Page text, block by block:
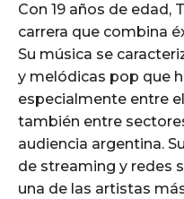
Con 19 años de edad,
carrera que combina
Su música se
y melódicas pop que
especialmente entre
también entre
audiencia argentina.
de streaming y redes
una de las artistas